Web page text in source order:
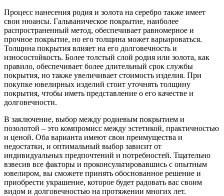
Процесс нанесения родия и золота на серебро также имеет
свои нюансы. Гальваническое покрытие, наиболее
распространенный метод, обеспечивает равномерное и
прочное покрытие, но его толщина может варьироваться.
Толщина покрытия влияет на его долговечность и
износостойкость. Более толстый слой родия или золота, как
правило, обеспечивает более длительный срок службы
покрытия, но также увеличивает стоимость изделия. При
покупке ювелирных изделий стоит уточнять толщину
покрытия, чтобы иметь представление о его качестве и
долговечности.
В заключение, выбор между родиевым покрытием и
позолотой – это компромисс между эстетикой, практичностью
и ценой. Оба варианта имеют свои преимущества и
недостатки, и оптимальный выбор зависит от
индивидуальных предпочтений и потребностей. Тщательно
взвесив все факторы и проконсультировавшись с опытным
ювелиром, вы сможете принять обоснованное решение и
приобрести украшение, которое будет радовать вас своим
видом и долговечностью на протяжении многих лет.